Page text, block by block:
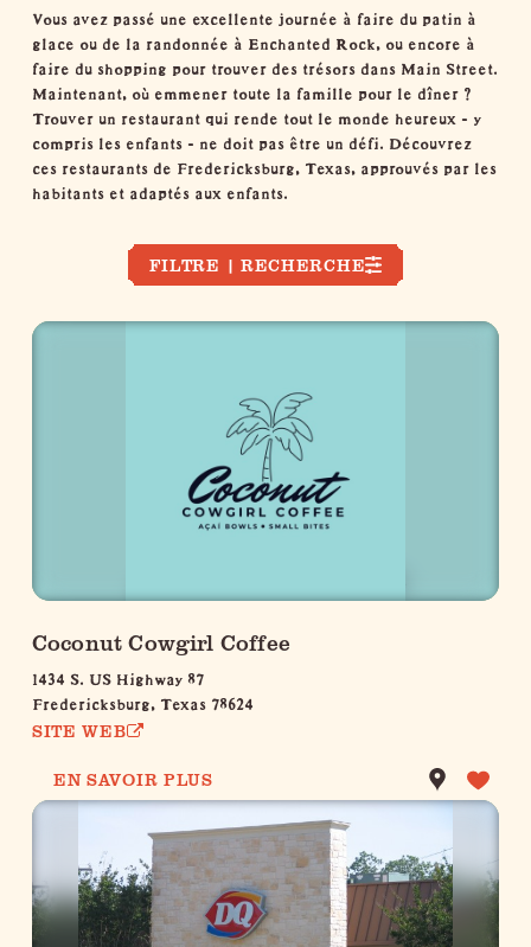
Vous avez passé une excellente journée à faire du patin à
glace ou de la randonnée à Enchanted Rock, ou encore à
faire du shopping pour trouver des trésors dans Main Street.
Maintenant, où emmener toute la famille pour le dîner ?
Trouver un restaurant qui rende tout le monde heureux - y
compris les enfants - ne doit pas être un défi. Découvrez
ces restaurants de Fredericksburg, Texas, approuvés par les
habitants et adaptés aux enfants.
FILTRE | RECHERCHE
Coconut Cowgirl Coffee
1434 S. US Highway 87
Fredericksburg, Texas 78624
SITE WEB
EN SAVOIR PLUS